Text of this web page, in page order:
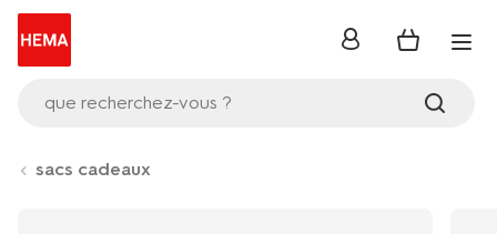
que recherchez-vous ?
se
sacs cadeaux